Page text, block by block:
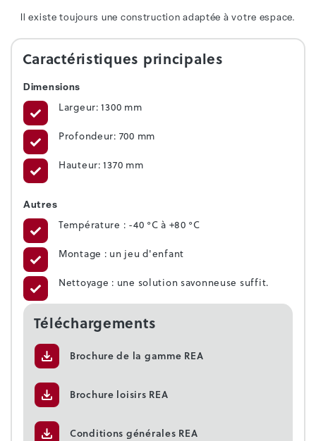
Il existe toujours une construction adaptée à votre espace.
Caractéristiques principales
Dimensions
Largeur: 1300 mm
Profondeur: 700 mm
Hauteur: 1370 mm
Autres
Température : -40 °C à +80 °C
Montage : un jeu d'enfant
Nettoyage : une solution savonneuse suffit.
Téléchargements
Brochure de la gamme REA
Brochure loisirs REA
Conditions générales REA